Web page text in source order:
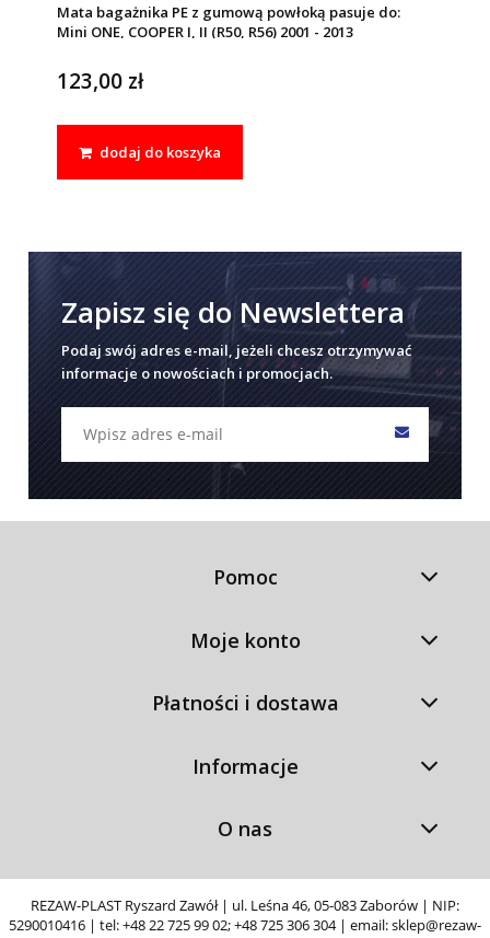
Mata bagażnika PE z gumową powłoką pasuje do:
Mini ONE, COOPER I, II (R50, R56) 2001 - 2013
123,00 zł
dodaj do koszyka
Zapisz się do Newslettera
Podaj swój adres e-mail, jeżeli chcesz otrzymywać
informacje o nowościach i promocjach.
Pomoc
Moje konto
Płatności i dostawa
Informacje
O nas
REZAW-PLAST Ryszard Zawół | ul. Leśna 46, 05-083 Zaborów | NIP:
5290010416 | tel:+48 22 725 99 02;+48 725 306 304| email:sklep@rezaw-